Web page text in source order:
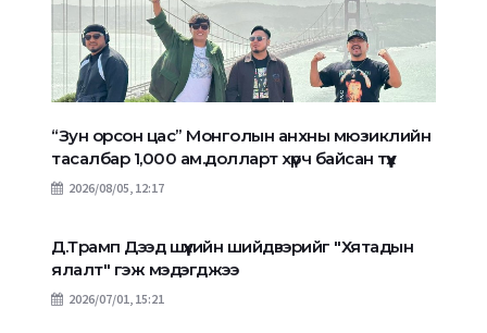
“Зун орсон цас” Монголын анхны мюзиклийн
тасалбар 1,000 ам.долларт хүрч байсан түүх
2026/08/05, 12:17
Д.Трамп Дээд шүүхийн шийдвэрийг "Хятадын
ялалт" гэж мэдэгджээ
2026/07/01, 15:21